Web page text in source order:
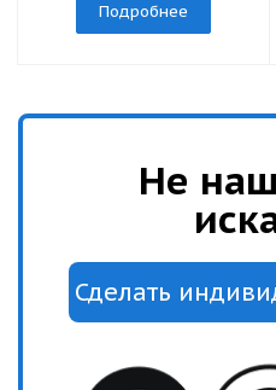
Подробнее
Не